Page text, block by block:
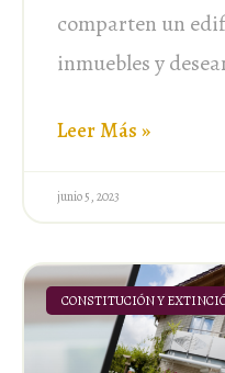
comparten un
inmuebles y
Leer Más »
junio 5, 2023
CONSTITUCIÓN Y